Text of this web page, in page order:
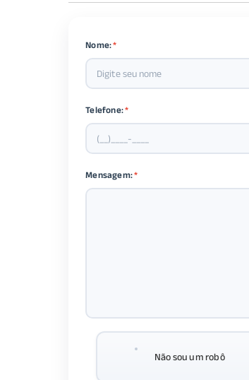
Nome:*
Telefone:*
Mensagem:*
Não sou um robô